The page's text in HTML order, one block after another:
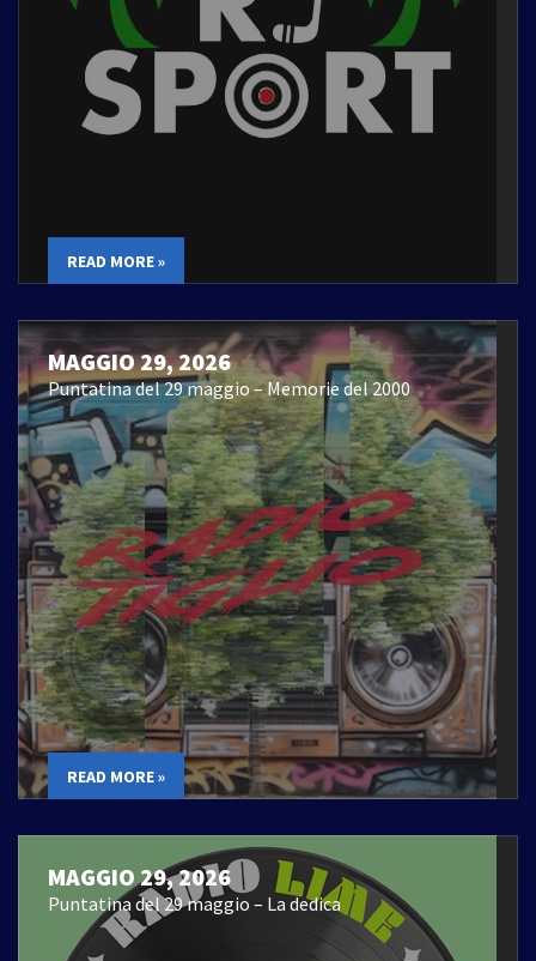
READ MORE »
MAGGIO 29, 2026
Puntatina del 29 maggio – Memorie del 2000
READ MORE »
MAGGIO 29, 2026
Puntatina del 29 maggio – La dedica